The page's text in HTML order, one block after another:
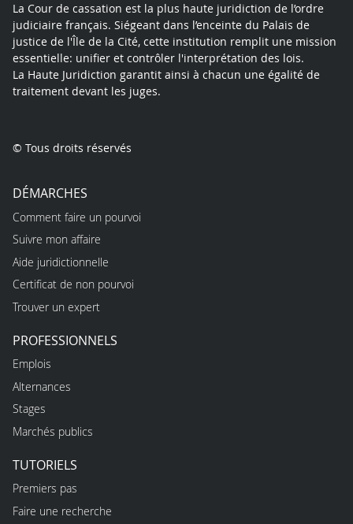
La Cour de cassation est la plus haute juridiction de l’ordre
judiciaire français. Siégeant dans l’enceinte du Palais de
justice de l'Île de la Cité, cette institution remplit une mission
essentielle: unifier et contrôler l'interprétation des lois.
La Haute Juridiction garantit ainsi à chacun une égalité de
traitement devant les juges.
© Tous droits réservés
DÉMARCHES
Comment faire un pourvoi
Suivre mon affaire
Aide juridictionnelle
Certificat de non pourvoi
Trouver un expert
PROFESSIONNELS
Emplois
Alternances
Stages
Marchés publics
TUTORIELS
Premiers pas
Faire une recherche